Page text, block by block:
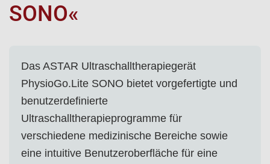
SONO«
Das ASTAR Ultraschalltherapiegerät
PhysioGo.Lite SONO bietet vorgefertigte und
benutzerdefinierte
Ultraschalltherapieprogramme für
verschiedene medizinische Bereiche sowie
eine intuitive Benutzeroberfläche für eine